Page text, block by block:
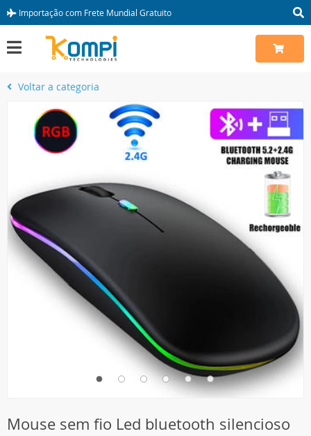
Importação com Frete Mundial Gratuito
Voltar a categoria
Mouse sem fio Led bluetooth silencioso